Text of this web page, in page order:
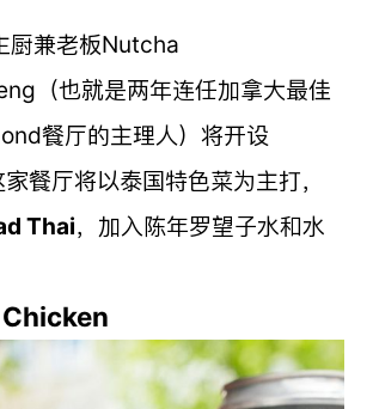
厨兼老板Nutcha
（也就是两年连任加拿大最佳
餐厅的主理人）将开设
餐厅将以泰国特色菜为主打，
Thai，加入陈年罗望子水和水